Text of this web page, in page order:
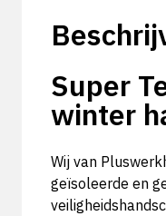
Super
winter
Wij van
geïsoleerde en